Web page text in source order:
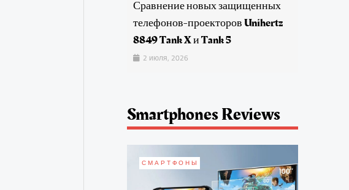
Сравнение новых защищенных
телефонов-проекторов Unihertz
8849 Tank X и Tank 5
2 июля, 2026
Smartphones Reviews
СМАРТФОНЫ